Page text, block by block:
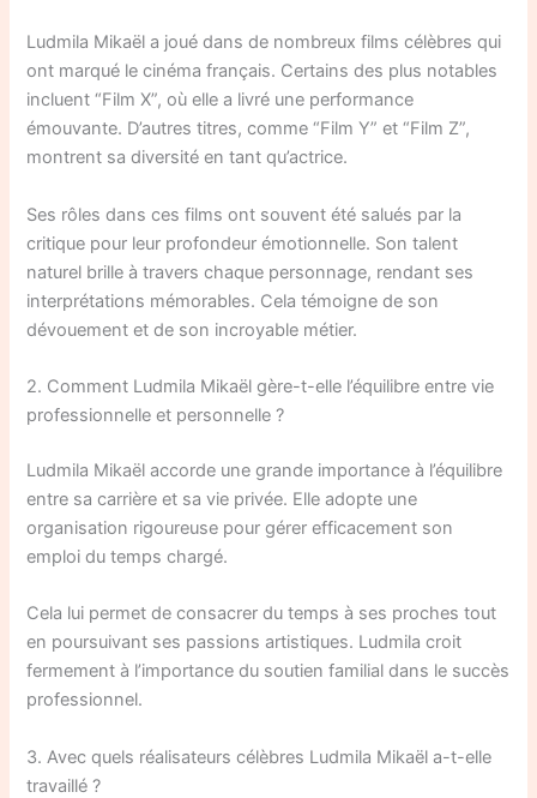
Ludmila Mikaël a joué dans de nombreux films célèbres qui
ont marqué le cinéma français. Certains des plus notables
incluent “Film X”, où elle a livré une performance
émouvante. D’autres titres, comme “Film Y” et “Film Z”,
montrent sa diversité en tant qu’actrice.
Ses rôles dans ces films ont souvent été salués par la
critique pour leur profondeur émotionnelle. Son talent
naturel brille à travers chaque personnage, rendant ses
interprétations mémorables. Cela témoigne de son
dévouement et de son incroyable métier.
2. Comment Ludmila Mikaël gère-t-elle l’équilibre entre vie
professionnelle et personnelle ?
Ludmila Mikaël accorde une grande importance à l’équilibre
entre sa carrière et sa vie privée. Elle adopte une
organisation rigoureuse pour gérer efficacement son
emploi du temps chargé.
Cela lui permet de consacrer du temps à ses proches tout
en poursuivant ses passions artistiques. Ludmila croit
fermement à l’importance du soutien familial dans le succès
professionnel.
3. Avec quels réalisateurs célèbres Ludmila Mikaël a-t-elle
travaillé ?